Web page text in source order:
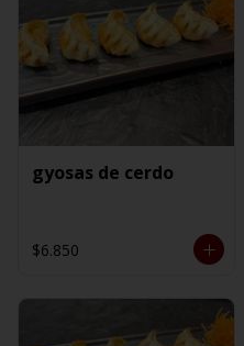
gyosas de cerdo
$6.850